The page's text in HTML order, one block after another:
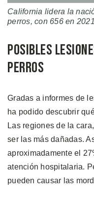
California lidera la
perros, con 656 en
Posibles
Perros
Gradas a informes de
ha podido descubrir
Las regiones de la
ser las más dañadas.
aproximadamente el
atención hospitalaria.
pueden causar las